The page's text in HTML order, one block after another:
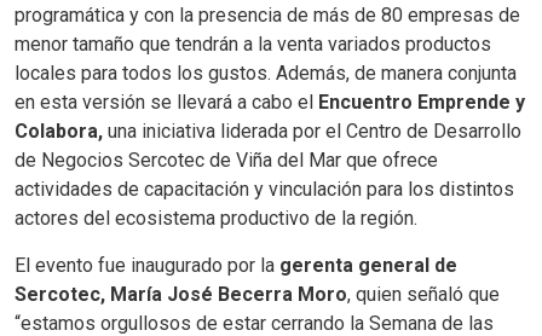
programática y con la presencia de más de 80 empresas de
menor tamaño que tendrán a la venta variados productos
locales para todos los gustos. Además, de manera conjunta
en esta versión se llevará a cabo el
Encuentro Emprende y
Colabora, una iniciativa liderada por el Centro de Desarrollo
de Negocios Sercotec de Viña del Mar que ofrece
actividades de capacitación y vinculación para los distintos
actores del ecosistema productivo de la región.
El evento fue inaugurado por la gerenta general de
Sercotec, María José Becerra Moro, quien señaló que
“estamos orgullosos de estar cerrando la Semana de las